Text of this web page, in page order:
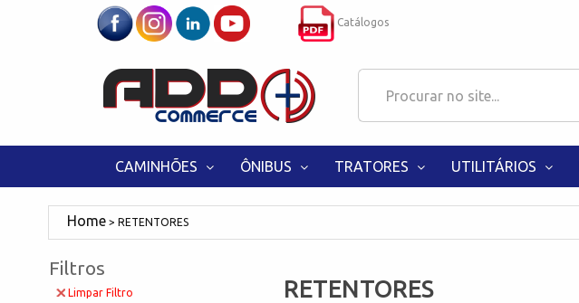
Catálogos
CAMINHÕES ÔNIBUS TRATORES UTILITÁRIOS
RETENTORES
Filtros
Limpar Filtro RETENTORES